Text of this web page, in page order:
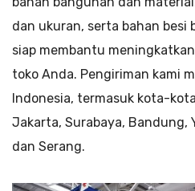
dan ukuran, serta bahan besi
siap membantu
toko Anda. Pengiriman kami
Indonesia, termasuk kota-
Jakarta, Surabaya, Bandung,
dan Serang.